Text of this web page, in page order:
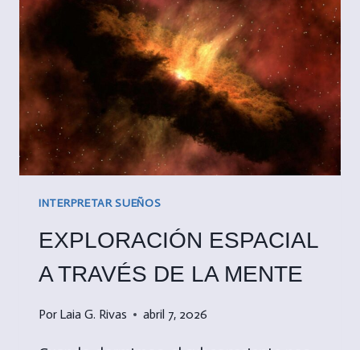
INTERPRETAR SUEÑOS
EXPLORACIÓN ESPACIAL
A TRAVÉS DE LA MENTE
Por Laia G. Rivas abril 7, 2026